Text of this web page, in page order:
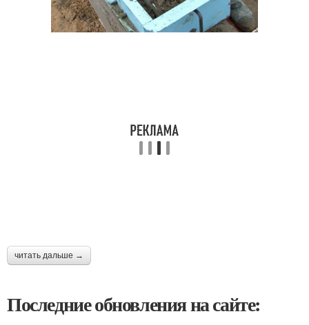
читать дальше →
Последние обновления на сайте: